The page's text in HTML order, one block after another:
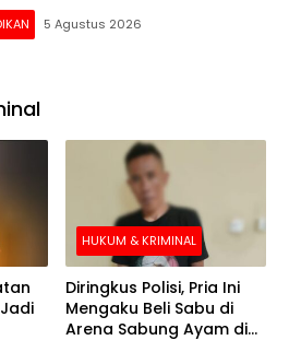
5 Agustus 2026
HUKUM & KRIMINAL
Diringkus Polisi, Pria Ini
Mengaku Beli Sabu di
Arena Sabung Ayam di